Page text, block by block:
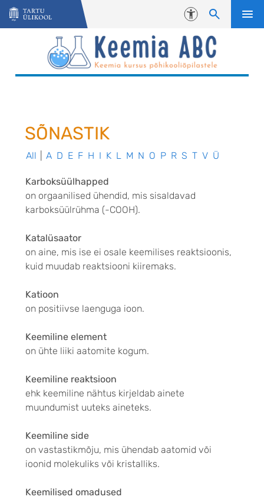
Liigu edasi põhisisu juurde
Juurdepääsetavus
SÕNASTIK
All A D E F H I K L M N O P R S T V Ü
Karboksüülhapped
on orgaanilised ühendid, mis sisaldavad
karboksüülrühma (-COOH).
Katalüsaator
on aine, mis ise ei osale keemilises reaktsioonis,
kuid muudab reaktsiooni kiiremaks.
Katioon
on positiivse laenguga ioon.
Keemiline element
on ühte liiki aatomite kogum.
Keemiline reaktsioon
ehk keemiline nähtus kirjeldab ainete
muundumist uuteks aineteks.
Keemiline side
on vastastikmõju, mis ühendab aatomid või
ioonid molekuliks või kristalliks.
Keemilised omadused